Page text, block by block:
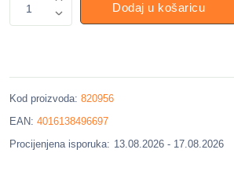
1 Dodaj u košaricu
Kod proizvoda: 820956
EAN: 4016138496697
Procijenjena isporuka: 13.08.2026 - 17.08.2026